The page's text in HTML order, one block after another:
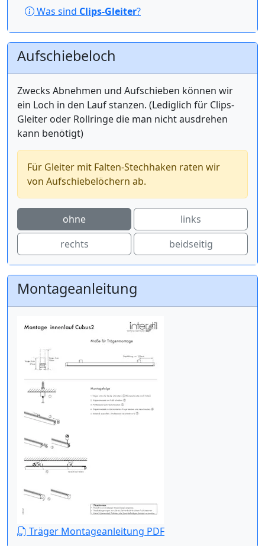
Was sind Clips-Gleiter?
Aufschiebeloch
Zwecks Abnehmen und Aufschieben können wir
ein Loch in den Lauf stanzen. (Lediglich für Clips-
Gleiter oder Rollringe die man nicht ausdrehen
kann benötigt)
Für Gleiter mit Falten-Stechhaken raten wir
von Aufschiebelöchern ab.
ohne
links
rechts
beidseitig
Montageanleitung
Träger Montageanleitung PDF